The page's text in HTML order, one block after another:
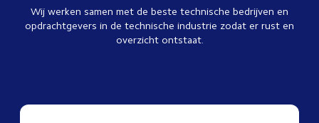
Wij werken samen met de beste technische bedrijven en
opdrachtgevers in de technische industrie zodat er rust en
overzicht ontstaat.